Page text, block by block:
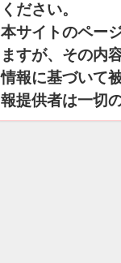
ください。
本サイトのペー
ますが、その内
情報に基づいて
報提供者は一切